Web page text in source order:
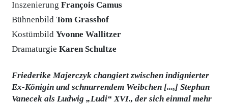
Fakten die Kirschen von der Sahnetorte nehmen zu
lassen.
Inszenierung François Camus
Bühnenbild Tom Grasshof
Kostümbild Yvonne Wallitzer
Dramaturgie Karen Schultze
Friederike Majerczyk changiert zwischen indignierter
Ex-Königin und schnurrendem Weibchen [...,]Stephan
Vanecek als Ludwig „Ludi“ XVI., der sich einmal mehr